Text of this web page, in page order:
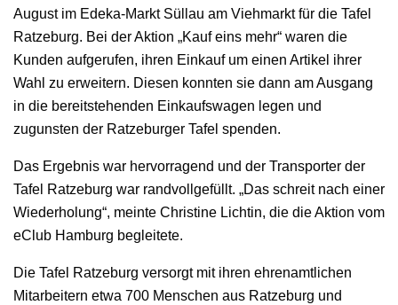
August im Edeka-Markt Süllau am Viehmarkt für die Tafel
Ratzeburg. Bei der Aktion „Kauf eins mehr“ waren die
Kunden aufgerufen, ihren Einkauf um einen Artikel ihrer
Wahl zu erweitern. Diesen konnten sie dann am Ausgang
in die bereitstehenden Einkaufswagen legen und
zugunsten der Ratzeburger Tafel spenden.
Das Ergebnis war hervorragend und der Transporter der
Tafel Ratzeburg war randvollgefüllt. „Das schreit nach einer
Wiederholung“, meinte Christine Lichtin, die die Aktion vom
eClub Hamburg begleitete.
Die Tafel Ratzeburg versorgt mit ihren ehrenamtlichen
Mitarbeitern etwa 700 Menschen aus Ratzeburg und